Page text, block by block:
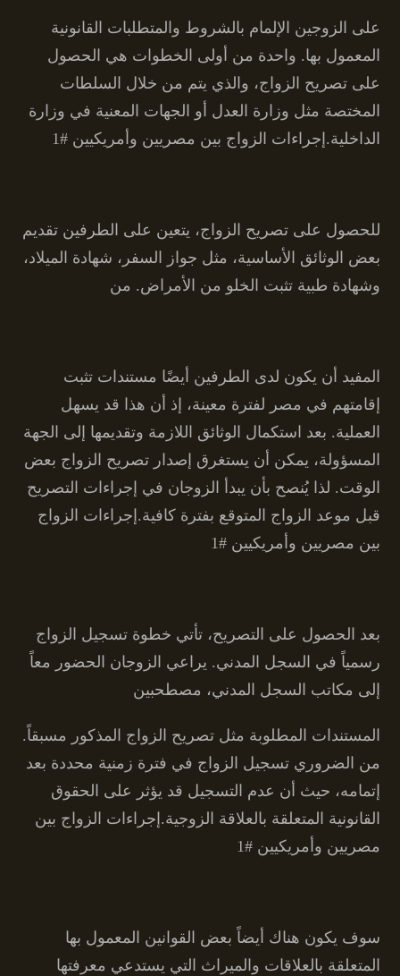
على الزوجين الإلمام بالشروط والمتطلبات القانونية
المعمول بها. واحدة من أولى الخطوات هي الحصول
على تصريح الزواج، والذي يتم من خلال السلطات
المختصة مثل وزارة العدل أو الجهات المعنية في وزارة
الداخلية.إجراءات الزواج بين مصريين وأمريكيين #1
للحصول على تصريح الزواج، يتعين على الطرفين تقديم
بعض الوثائق الأساسية، مثل جواز السفر، شهادة الميلاد،
وشهادة طبية تثبت الخلو من الأمراض. من
المفيد أن يكون لدى الطرفين أيضًا مستندات تثبت
إقامتهم في مصر لفترة معينة، إذ أن هذا قد يسهل
العملية. بعد استكمال الوثائق اللازمة وتقديمها إلى الجهة
المسؤولة، يمكن أن يستغرق إصدار تصريح الزواج بعض
الوقت. لذا يُنصح بأن يبدأ الزوجان في إجراءات التصريح
قبل موعد الزواج المتوقع بفترة كافية.إجراءات الزواج
بين مصريين وأمريكيين #1
بعد الحصول على التصريح، تأتي خطوة تسجيل الزواج
رسمياً في السجل المدني. يراعي الزوجان الحضور معاً
إلى مكاتب السجل المدني، مصطحبين
المستندات المطلوبة مثل تصريح الزواج المذكور مسبقاً.
من الضروري تسجيل الزواج في فترة زمنية محددة بعد
إتمامه، حيث أن عدم التسجيل قد يؤثر على الحقوق
القانونية المتعلقة بالعلاقة الزوجية.إجراءات الزواج بين
مصريين وأمريكيين #1
سوف يكون هناك أيضاً بعض القوانين المعمول بها
المتعلقة بالعلاقات والميراث التي يستدعي معرفتها